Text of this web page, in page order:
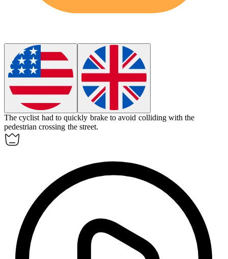
The cyclist had to quickly brake to avoid colliding with the
pedestrian crossing the street.